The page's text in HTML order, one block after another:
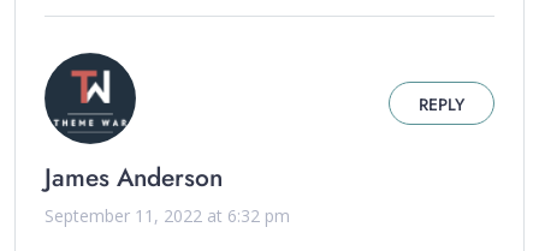
James Anderson
September 11, 2022 at 6:32 pm
REPLY